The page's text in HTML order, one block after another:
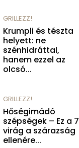
GRILLEZZ!
Krumpli és tészta
helyett: ne
szénhidráttal,
hanem ezzel az
olcsó...
GRILLEZZ!
Hőségimádó
szépségek – Ez a 7
virág a szárazság
ellenére...